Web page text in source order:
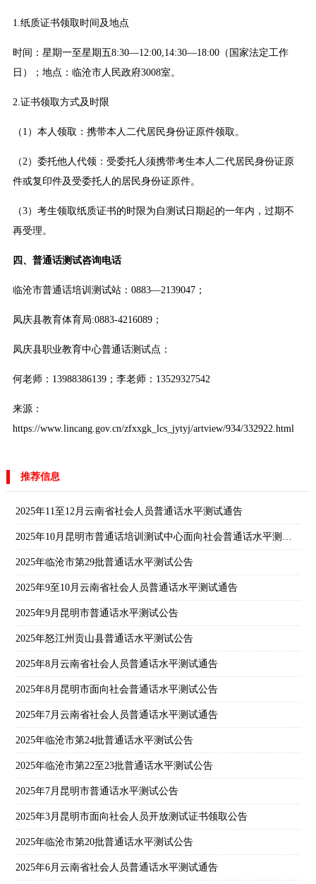
1.纸质证书领取时间及地点
时间：星期一至星期五8:30—12:00,14:30—18:00（国家法定工作
日）；地点：临沧市人民政府3008室。
2.证书领取方式及时限
（1）本人领取：携带本人二代居民身份证原件领取。
（2）委托他人代领：受委托人须携带考生本人二代居民身份证原
件或复印件及受委托人的居民身份证原件。
（3）考生领取纸质证书的时限为自测试日期起的一年内，过期不
再受理。
四、普通话测试咨询电话
临沧市普通话培训测试站：0883—2139047；
凤庆县教育体育局:0883-4216089；
凤庆县职业教育中心普通话测试点：
何老师：13988386139；李老师：13529327542
来源：
https://www.lincang.gov.cn/zfxxgk_lcs_jytyj/artview/934/332922.html
推荐信息
2025年11至12月云南省社会人员普通话水平测试通告
2025年10月昆明市普通话培训测试中心面向社会普通话水平测试公告
2025年临沧市第29批普通话水平测试公告
2025年9至10月云南省社会人员普通话水平测试通告
2025年9月昆明市普通话水平测试公告
2025年怒江州贡山县普通话水平测试公告
2025年8月云南省社会人员普通话水平测试通告
2025年8月昆明市面向社会普通话水平测试公告
2025年7月云南省社会人员普通话水平测试通告
2025年临沧市第24批普通话水平测试公告
2025年临沧市第22至23批普通话水平测试公告
2025年7月昆明市普通话水平测试公告
2025年3月昆明市面向社会人员开放测试证书领取公告
2025年临沧市第20批普通话水平测试公告
2025年6月云南省社会人员普通话水平测试通告